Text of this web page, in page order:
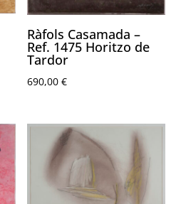
Ràfols Casamada –
Ref. 1475 Horitzo de
Tardor
690,00€